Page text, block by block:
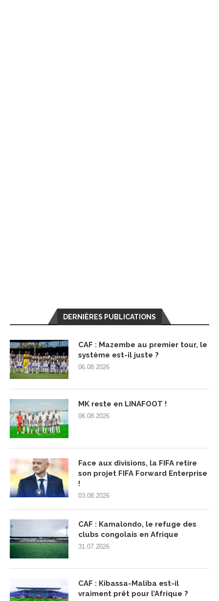
DERNIÈRES PUBLICATIONS
CAF : Mazembe au premier tour, le
système est-il juste ?
06.08.2026
MK reste en LINAFOOT !
06.08.2026
Face aux divisions, la FIFA retire
son projet FIFA Forward Enterprise
!
03.08.2026
CAF : Kamalondo, le refuge des
clubs congolais en Afrique
31.07.2026
CAF : Kibassa-Maliba est-il
vraiment prêt pour l’Afrique ?